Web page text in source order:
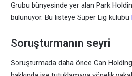
Grubu bünyesinde yer alan Park
bulunuyor. Bu listeye Süper Lig kulübü
Soruşturmanın seyri
Soruşturmada daha önce Can